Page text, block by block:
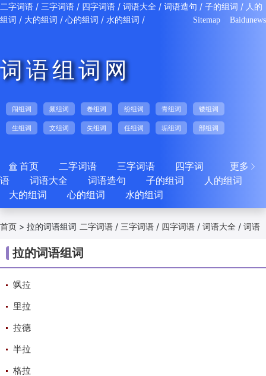
二字词语 / 三字词语 / 四字词语 / 词语大全 / 词语造句 / 子的组词 / 人的
组词 / 大的组词 / 心的组词 / 水的组词 / Sitemap Baidunews
词语组词网
闹组词 频组词 卷组词 纷组词 青组词 镂组词
生组词 文组词 失组词 任组词 垢组词 部组词
更多 
 首页 二字词语 三字词语
四字词
语
词语大全 词语造句 子的组词
人的组词
大的组词
心的组词 水的组词
二字词语 / 三字词语 / 四字词语 /词语大全 /词语
水的组词
首页 > 拉的词语组词
拉的词语组词
飒拉
里拉
拉德
半拉
格拉